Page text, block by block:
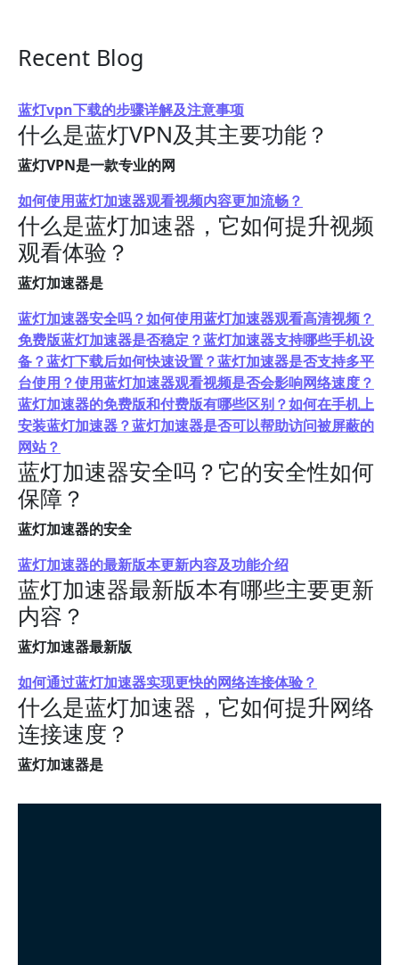
Recent Blog
蓝灯vpn下载的步骤详解及注意事项
什么是蓝灯VPN及其主要功能？
蓝灯VPN是一款专业的网
如何使用蓝灯加速器观看视频内容更加流畅？
什么是蓝灯加速器，它如何提升视频
观看体验？
蓝灯加速器是
蓝灯加速器安全吗？如何使用蓝灯加速器观看高清视频？
免费版蓝灯加速器是否稳定？蓝灯加速器支持哪些手机设
备？蓝灯下载后如何快速设置？蓝灯加速器是否支持多平
台使用？使用蓝灯加速器观看视频是否会影响网络速度？
蓝灯加速器的免费版和付费版有哪些区别？如何在手机上
安装蓝灯加速器？蓝灯加速器是否可以帮助访问被屏蔽的
网站？
蓝灯加速器安全吗？它的安全性如何
保障？
蓝灯加速器的安全
蓝灯加速器的最新版本更新内容及功能介绍
蓝灯加速器最新版本有哪些主要更新
内容？
蓝灯加速器最新版
如何通过蓝灯加速器实现更快的网络连接体验？
什么是蓝灯加速器，它如何提升网络
连接速度？
蓝灯加速器是